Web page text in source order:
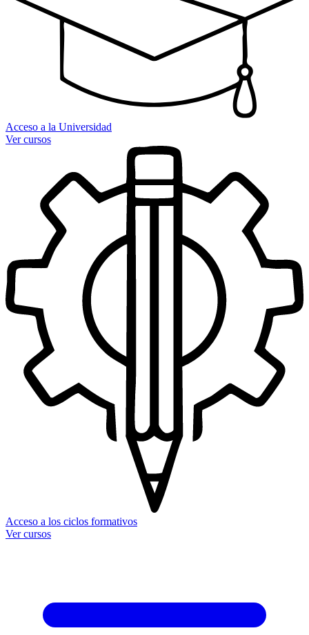
Acceso a la Universidad
Ver cursos
Acceso a los ciclos formativos
Ver cursos